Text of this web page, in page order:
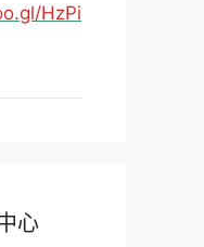
HzPi
心